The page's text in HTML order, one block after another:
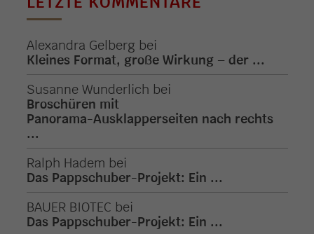
Alexandra Gelberg bei
Kleines Format, große Wirkung – der ...
Susanne Wunderlich bei
Broschüren mit
Panorama-Ausklapperseiten nach rechts
...
Ralph Hadem bei
Das Pappschuber-Projekt: Ein ...
BAUER BIOTEC bei
Das Pappschuber-Projekt: Ein ...